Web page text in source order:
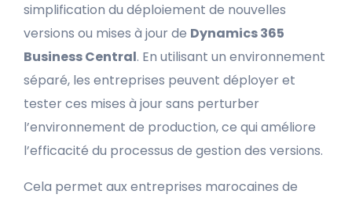
simplification du déploiement de nouvelles
versions ou mises à jour de Dynamics 365
Business Central. En utilisant un environnement
séparé, les entreprises peuvent déployer et
tester ces mises à jour sans perturber
l’environnement de production, ce qui améliore
l’efficacité du processus de gestion des versions.
Cela permet aux entreprises marocaines de